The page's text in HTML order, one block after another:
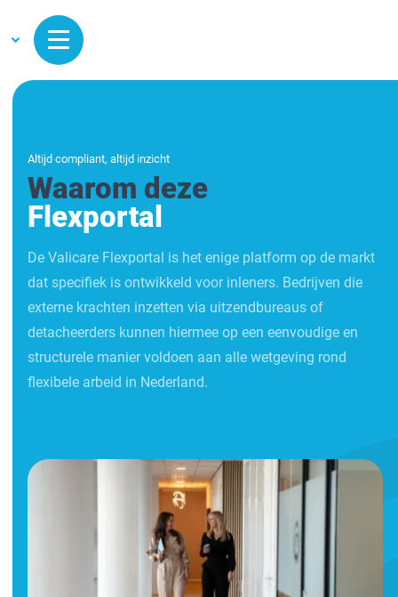
Altijd compliant, altijd inzicht
Waarom deze
Flexportal
De Valicare Flexportal is het enige platform op de markt
dat specifiek is ontwikkeld voor inleners. Bedrijven die
externe krachten inzetten via uitzendbureaus of
detacheerders kunnen hiermee op een eenvoudige en
structurele manier voldoen aan alle wetgeving rond
flexibele arbeid in Nederland.